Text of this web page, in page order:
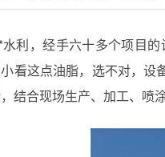
利，经手六十多个项目
看这点油脂，选不对，设
结合现场生产、加工、喷